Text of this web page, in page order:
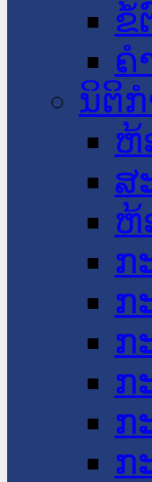
ຂໍ້
ຄໍ
ນິຕິ
ຫ້
ສ
ຫ້
ກ
ກ
ກ
ກ
ກ
ກ